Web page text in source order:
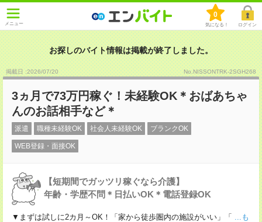
メニュー
0
気になる！ ログイン
お探しのバイト情報は掲載が終了しました。
掲載日 :2026/07/20 No.NISSONTRK-2SGH268
3ヵ月で73万円稼ぐ！未経験OK＊おばあちゃ
んのお話相手など＊
派遣 職種未経験OK 社会人未経験OK ブランクOK
WEB登録・面接OK
【短期間でガッツリ稼ぐなら介護】
年齢・学歴不問＊日払いOK＊電話登録OK
▼まずは試しに2カ月～OK！「家から徒歩圏内の施設がいい」「 ...も